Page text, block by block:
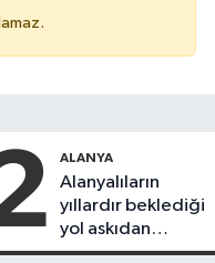
ALANYA
Alanyalıların
yıllardır beklediği
yol askıdan
döndü